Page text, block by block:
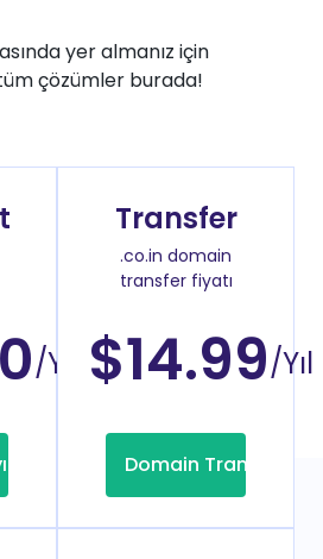
yer almanız için
çözümler burada!
/Yıl
Transfer
.co.in domain
transfer fiyatı
$14.99/Yıl
Domain Transfer